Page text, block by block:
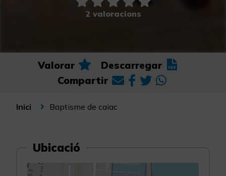
Experiències a la tardor
2 valoracions
Valorar
Descarregar
Compartir
Inici Baptisme de caiac
Ubicació